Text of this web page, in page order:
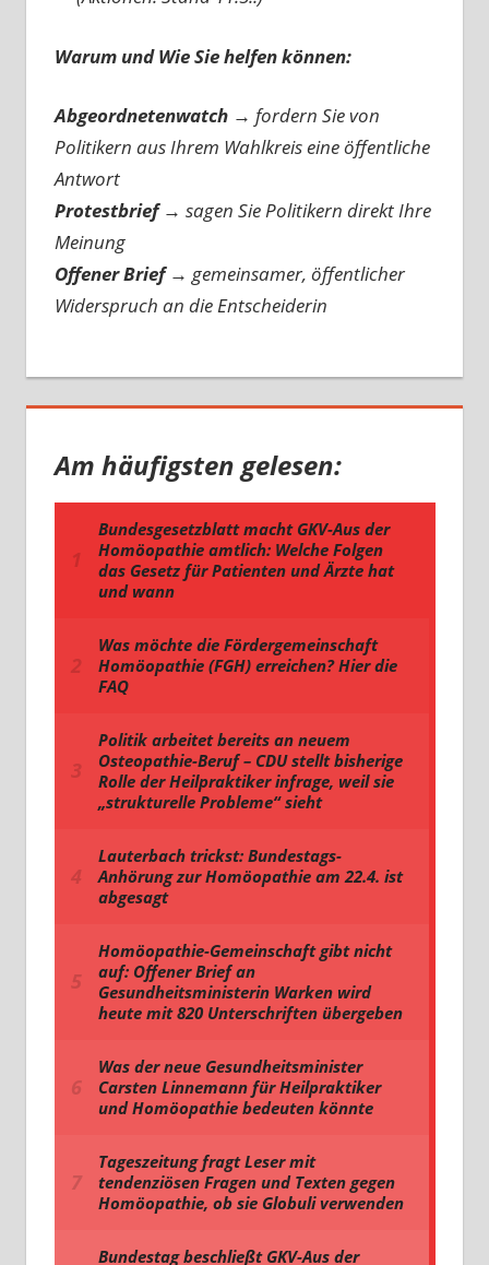
Warum und Wie Sie helfen können:
Abgeordnetenwatch → fordern Sie von
Politikern aus Ihrem Wahlkreis eine öffentliche
Antwort
Protestbrief → sagen Sie Politikern direkt Ihre
Meinung
Offener Brief → gemeinsamer, öffentlicher
Widerspruch an die Entscheiderin
Am häufigsten gelesen: